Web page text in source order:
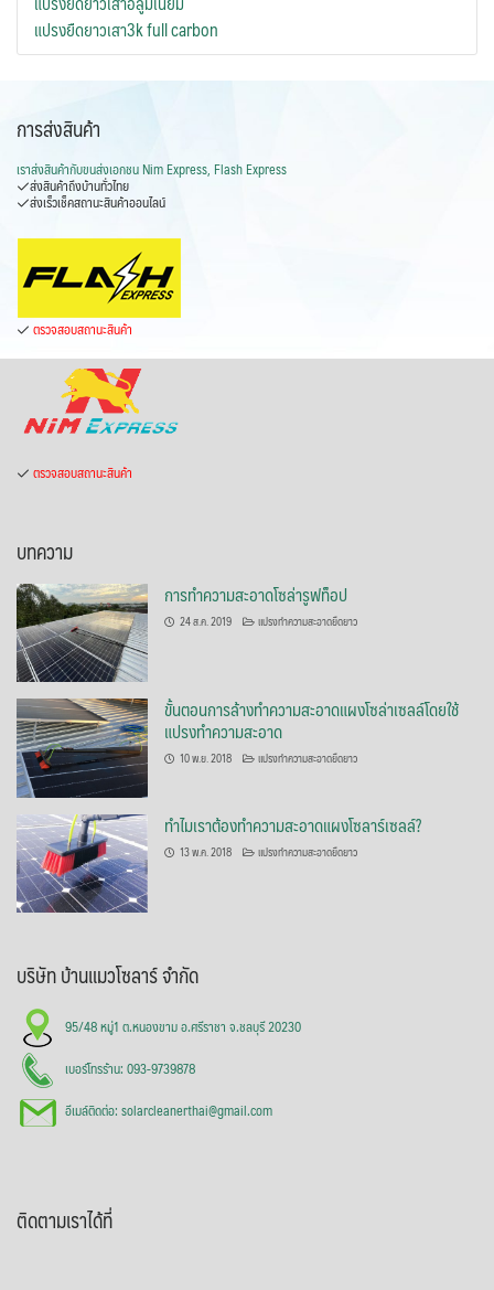
แปรงยืดยาวเสา3k full carbon
การส่งสินค้า
เราส่งสินค้ากับขนส่งเอกชน Nim Express, Flash Express
ส่งสินค้าถึงบ้านทั่วไทย
ส่งเร็วเช็คสถานะสินค้าออนไลน์
ตรวจสอบสถานะสินค้า
ตรวจสอบสถานะสินค้า
บทความ
การทำความสะอาดโซล่ารูฟท็อป
24 ส.ค. 2019 แปรงทำความสะอาดยืดยาว
ขั้นตอนการล้างทำความสะอาดแผงโซล่าเซลล์โดยใช้
แปรงทำความสะอาด
10 พ.ย. 2018 แปรงทำความสะอาดยืดยาว
ทำไมเราต้องทำความสะอาดแผงโซลาร์เซลล์?
13 พ.ค. 2018 แปรงทำความสะอาดยืดยาว
บริษัท บ้านแมวโซลาร์ จำกัด
95/48 หมู่1 ต.หนองขาม อ.ศรีราชา จ.ชลบุรี 20230
เบอร์โทรร้าน: 093-9739878
อีเมล์ติดต่อ: solarcleanerthai@gmail.com
ติดตามเราได้ที่